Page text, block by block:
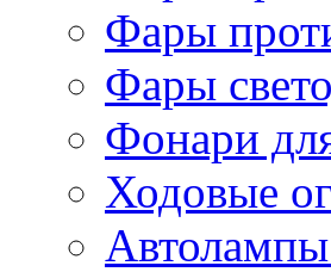
Фары
Фары
Фонари
Ходовые